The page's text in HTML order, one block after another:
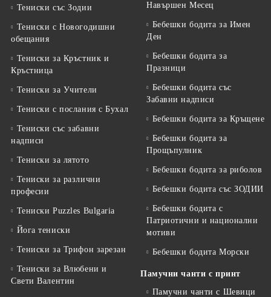
Тениски със Зодии
Тениски с Новогодишни
обещания
Тениски за Кръстник и
Кръстница
Тениски за Учители
Тениски с послания с Бухал
Тениски със забавни
надписи
Тениски за лятото
Тениски за различни
професии
Тениски Puzzles Bulgaria
Йога тениски
Тениски за Трифон зарезан
Тениски за Влюбени и
Свети Валентин
Навършен Месец
Бебешки бодита за Имен
Ден
Бебешки бодита за
Празници
Бебешки бодита със
Забавни надписи
Бебешки бодита за Кръщене
Бебешки бодита за
Прощъпулник
Бебешки бодита за риболов
Бебешки бодита със ЗОДИИ
Бебешки бодита с
Патриотични и национални
мотиви
Бебешки бодита Морски
Памучни чанти с принт
Памучни чанти с Шевици